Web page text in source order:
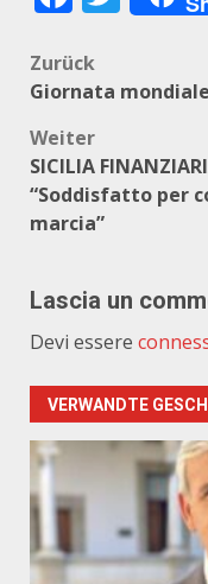
Zurück
Giornata
Weiter
SICILIA
“Soddisfatto per
marcia”
Lascia un
Devi essere
VERWANDTE